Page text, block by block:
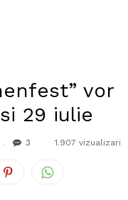
vor
29 iulie
3 1.907 vizualizari